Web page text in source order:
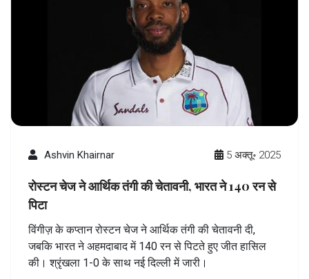
Ashvin Khairnar 5 अक्तू॰ 2025
रोस्टन चेज ने आर्थिक तंगी की चेतावनी, भारत ने 140 रन से
पिटा
विंगीज़ के कप्तान रोस्टन चेज ने आर्थिक तंगी की चेतावनी दी,
जबकि भारत ने अहमदाबाद में 140 रन से पिटते हुए जीत हासिल
की। श्रृंखला 1-0 के साथ नई दिल्ली में जारी।